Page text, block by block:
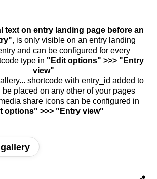
text on entry landing page before an
, is only visible on an entry landing
and can be configured for every
type in "Edit options" >>> "Entry
view"
shortcode with entry_id added to
placed on any other of your pages
share icons can be configured in
options" >>> "Entry view"